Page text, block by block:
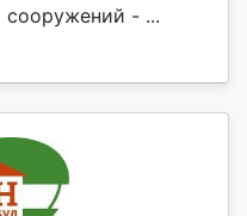
сооружений - ...